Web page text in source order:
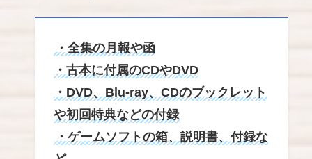
・全集の月報や函
・古本に付属のCDやDVD
・DVD、Blu-ray、CDのブックレット
や初回特典などの付録
・ゲームソフトの箱、説明書、付録な